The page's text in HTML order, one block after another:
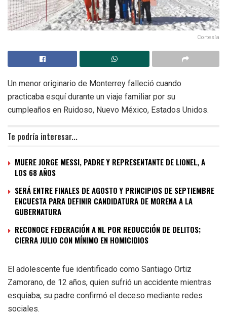
Cortesía
Un menor originario de Monterrey falleció cuando
practicaba esquí durante un viaje familiar por su
cumpleaños en Ruidoso, Nuevo México, Estados Unidos.
Te podría interesar...
MUERE JORGE MESSI, PADRE Y REPRESENTANTE DE LIONEL, A
LOS 68 AÑOS
SERÁ ENTRE FINALES DE AGOSTO Y PRINCIPIOS DE SEPTIEMBRE
ENCUESTA PARA DEFINIR CANDIDATURA DE MORENA A LA
GUBERNATURA
RECONOCE FEDERACIÓN A NL POR REDUCCIÓN DE DELITOS;
CIERRA JULIO CON MÍNIMO EN HOMICIDIOS
El adolescente fue identificado como Santiago Ortiz
Zamorano, de 12 años, quien sufrió un accidente mientras
esquiaba; su padre confirmó el deceso mediante redes
sociales.